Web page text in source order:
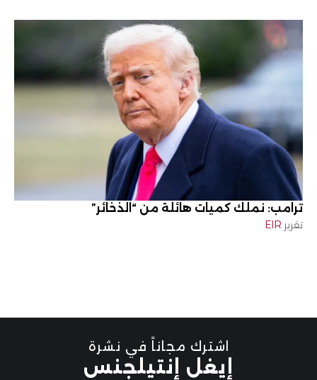
ترامب: نملك كميات هائلة من “الذخائر”
تقرير EIR
اشترك مجاناً في نشرة
إيغل إنتيلجنس